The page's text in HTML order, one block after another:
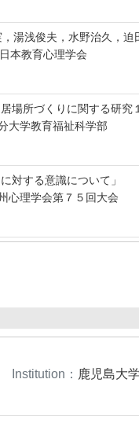
湯浅俊夫，水野治久，
本教育心理学会
場所づくりに関する研究
大学教育福祉科学部
対する意識について」
心理学会第７５回大会
Institution： 鹿児島大学